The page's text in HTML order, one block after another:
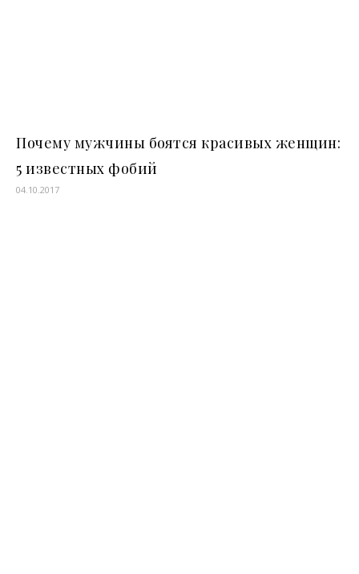
Почему мужчины боятся красивых женщин:
5 известных фобий
04.10.2017